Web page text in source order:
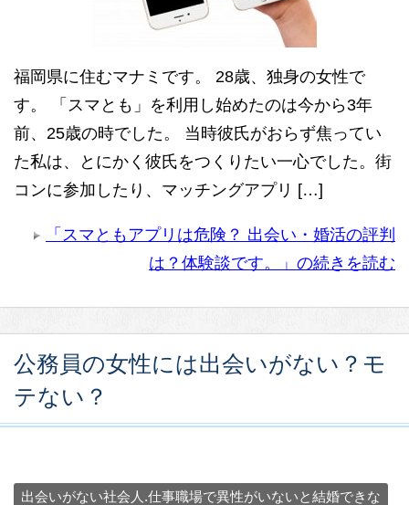
福岡県に住むマナミです。 28歳、独身の女性で
す。 「スマとも」を利用し始めたのは今から3年
前、25歳の時でした。 当時彼氏がおらず焦ってい
た私は、とにかく彼氏をつくりたい一心でした。街
コンに参加したり、マッチングアプリ […]
「スマともアプリは危険？ 出会い・婚活の評判
は？体験談です。」の続きを読む
公務員の女性には出会いがない？モ
テない？
出会いがない社会人.仕事職場で異性がいないと結婚できな